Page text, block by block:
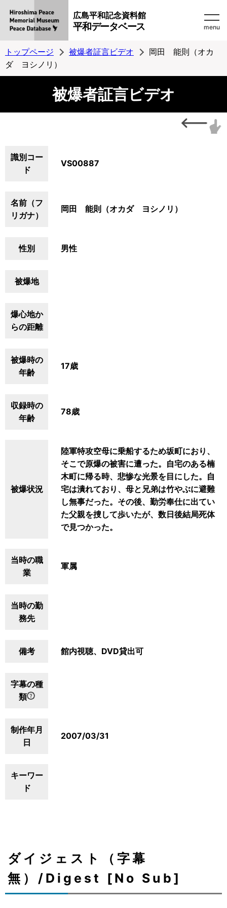
広島平和記念資料館
平和データベース menu
トップページ 被爆者証言ビデオ
岡田 能則（オカ
ダ ヨシノリ）
被爆者証言ビデオ
識別コー
ド
VS00887
名前（フ
リガナ）
岡田 能則（オカダ ヨシノリ）
性別 男性
被爆地
爆心地か
らの距離
被爆時の
年齢
17歳
収録時の
年齢
78歳
被爆状況
陸軍特攻空母に乗船するため坂町におり、
そこで原爆の被害に遭った。自宅のある楠
木町に帰る時、悲惨な光景を目にした。自
宅は潰れており、母と兄弟は竹やぶに避難
し無事だった。その後、勤労奉仕に出てい
た父親を捜して歩いたが、数日後結局死体
で見つかった。
当時の職
業
軍属
当時の勤
務先
備考 館内視聴、DVD貸出可
字幕の種
類
制作年月
日
2007/03/31
キーワー
ド
ダイジェスト（字幕
無）/Digest [No Sub]